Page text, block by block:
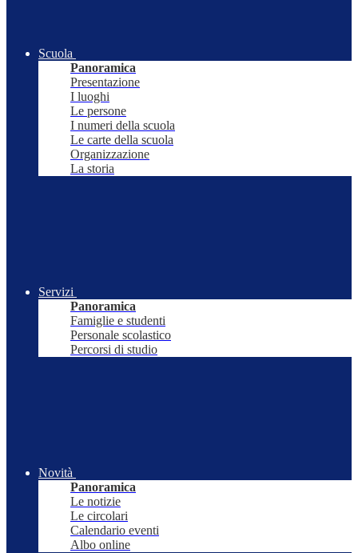
Scuola
Panoramica
Presentazione
I luoghi
Le persone
I numeri della scuola
Le carte della scuola
Organizzazione
La storia
Servizi
Panoramica
Famiglie e studenti
Personale scolastico
Percorsi di studio
Novità
Panoramica
Le notizie
Le circolari
Calendario eventi
Albo online